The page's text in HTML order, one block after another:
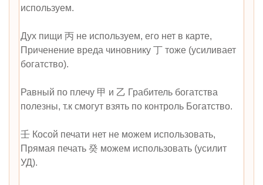
используем.
Дух пищи 丙 не используем, его нет в карте,
Приченение вреда чиновнику 丁 тоже (усиливает
богатство).
Равный по плечу 甲 и 乙 Грабитель богатства
полезны, т.к смогут взять по контроль Богатство.
壬 Косой печати нет не можем использовать,
Прямая печать 癸 можем использовать (усилит
УД).